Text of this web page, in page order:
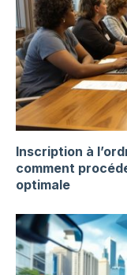
Inscription à
comment
optimale